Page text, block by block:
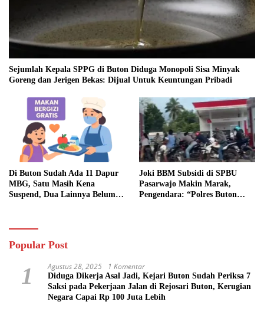
Sejumlah Kepala SPPG di Buton Diduga Monopoli Sisa Minyak
Goreng dan Jerigen Bekas: Dijual Untuk Keuntungan Pribadi
Di Buton Sudah Ada 11 Dapur
MBG, Satu Masih Kena
Suspend, Dua Lainnya Belum
Joki BBM Subsidi di SPBU
Pasarwajo Makin Marak,
Pengendara: “Polres Buton
Popular Post
1 Agustus 28, 2025 1 Komentar
Diduga Dikerja Asal Jadi, Kejari Buton Sudah Periksa 7
Saksi pada Pekerjaan Jalan di Rejosari Buton, Kerugian
Negara Capai Rp 100 Juta Lebih